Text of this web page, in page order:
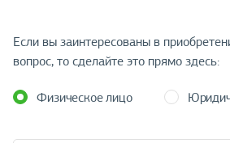
Если вы заинтересованы в
вопрос, то сделайте это прямо здесь:
Физическое лицо